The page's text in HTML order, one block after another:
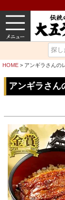
うなぎ
HOME アンギラさんの
アンギラさん